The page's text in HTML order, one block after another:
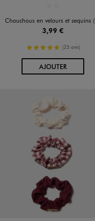
Chouchous en velours et sequins (lot de 3)
3,99 €
5/5 de moyenne
(25 avis)
AJOUTERAU PANIER